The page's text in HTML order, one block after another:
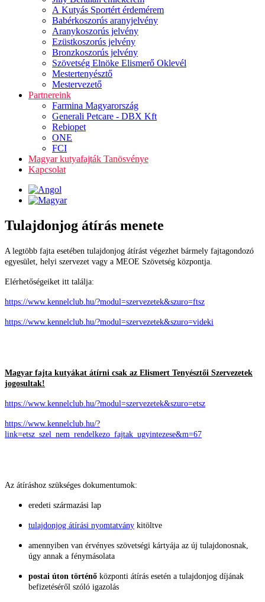
A Kutyás Sportért érdemérem
Babérkoszorús aranyjelvény
Aranykoszorús jelvény
Ezüstkoszorús jelvény
Bronzkoszorús jelvény
Szövetség Elnöke Elismerő Oklevél
Mestertenyésztő
Mestervezető
Partnereink
Farmina Magyarország
Generali Petcare - DBX Kft
Rebiopet
ONE
FCI
Magyar kutyafajták Tanösvénye
Kapcsolat
Tulajdonjog átírás menete
A legtöbb fajta esetében tulajdonjog átírást végezhet bármely fajtagondozó
egyesület, helyi szervezet vagy a MEOE Szövetség központja.
Elérhetőségeiket itt találja:
https://www.kennelclub.hu/?modul=szervezetek&szuro=ftsz
https://www.kennelclub.hu/?modul=szervezetek&szuro=videki
Magyar fajta kutyákat átírni csak az Elismert Tenyésztői Szervezetek
jogosultak!
https://www.kennelclub.hu/?modul=szervezetek&szuro=etsz
https://www.kennelclub.hu/?
link=etsz_szel_nem_rendelkezo_fajtak_ugyintezese&m=67
Az átíráshoz szükséges dokumentumok:
eredeti származási lap
tulajdonjog átírási nyomtatvány kitöltve
amennyiben van érvényes szövetségi kártyája az új tulajdonosnak,
úgy annak a fénymásolata
postai úton történő központi átírás esetén a tulajdonjog díjának
befizetéséről szóló igazolás